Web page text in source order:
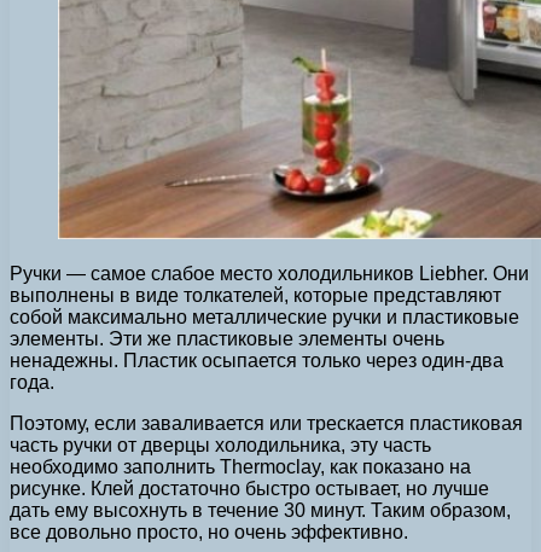
Ручки — самое слабое место холодильников Liebher. Они
выполнены в виде толкателей, которые представляют
собой максимально металлические ручки и пластиковые
элементы. Эти же пластиковые элементы очень
ненадежны. Пластик осыпается только через один-два
года.
Поэтому, если заваливается или трескается пластиковая
часть ручки от дверцы холодильника, эту часть
необходимо заполнить Thermoclay, как показано на
рисунке. Клей достаточно быстро остывает, но лучше
дать ему высохнуть в течение 30 минут. Таким образом,
все довольно просто, но очень эффективно.